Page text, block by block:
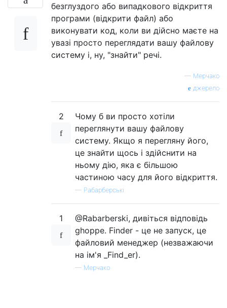
безглуздого або випадкового відкриття
програми (відкрити файл) або
виконувати код, коли ви дійсно маєте на
увазі просто переглядати вашу файлову
систему і, ну, "знайти" речі.
— Мерчако
джерело
2
Чому б ви просто хотіли
переглянути вашу файлову
систему. Якщо я перегляну його,
це знайти щось і здійснити на
ньому дію, яка є більшою
частиною часу для його відкриття.
— Рабарберські
1
@Rabarberski, дивіться відповідь
ghoppe. Finder - це не запуск, це
файловий менеджер (незважаючи
на ім'я _Find_er).
— Мерчако